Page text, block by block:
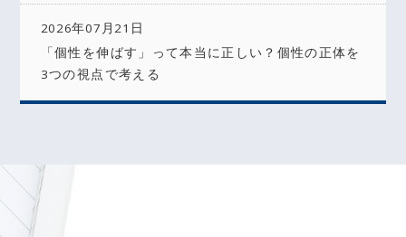
2026年07月21日
「個性を伸ばす」って本当に正しい？個性の正体を
3つの視点で考える